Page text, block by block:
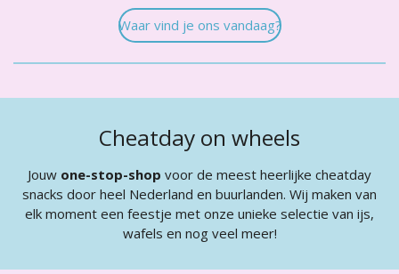
Waar vind je ons vandaag?
Cheatday on wheels
Jouw one-stop-shop voor de meest heerlijke cheatday
snacks door heel Nederland en buurlanden. Wij maken van
elk moment een feestje met onze unieke selectie van ijs,
wafels en nog veel meer!